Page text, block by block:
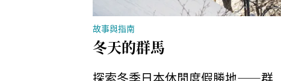
故事與指南
冬天的群馬